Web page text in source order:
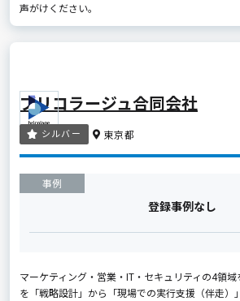
声がけください。
ブリコラージュ合同会社
シルバー 東京都
事例
登録事例なし
マーケティング・営業・IT・セキュリティの4領
を「戦略設計」から「現場での実行支援（伴走）